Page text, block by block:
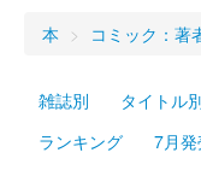
Myシェルフ
プレミアム
本 > コミック：著
雑誌別 タイトル
ランキング
7月発